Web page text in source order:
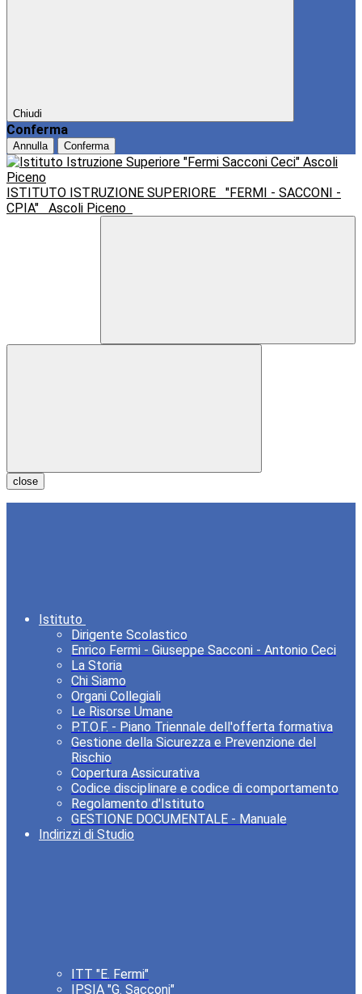
Chiudi
Conferma
Annulla Conferma
ISTITUTO ISTRUZIONE SUPERIORE
"FERMI - SACCONI -
CPIA"
Ascoli Piceno
close
Istituto
Dirigente Scolastico
Enrico Fermi - Giuseppe Sacconi - Antonio Ceci
La Storia
Chi Siamo
Organi Collegiali
Le Risorse Umane
P.T.O.F. - Piano Triennale dell'offerta formativa
Gestione della Sicurezza e Prevenzione del
Rischio
Copertura Assicurativa
Codice disciplinare e codice di comportamento
Regolamento d'Istituto
GESTIONE DOCUMENTALE - Manuale
Indirizzi di Studio
ITT "E. Fermi"
IPSIA "G. Sacconi"